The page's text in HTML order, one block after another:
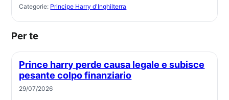
Categorie: Principe Harry d'Inghilterra
Per te
Prince harry perde causa legale e subisce
pesante colpo finanziario
29/07/2026